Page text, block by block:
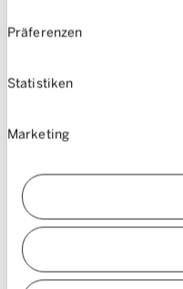
Präferenzen
Statistiken
Marketing